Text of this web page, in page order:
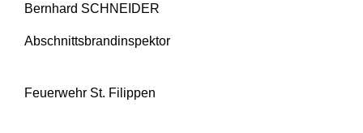
Bernhard SCHNEIDER
Abschnittsbrandinspektor
Feuerwehr St. Filippen